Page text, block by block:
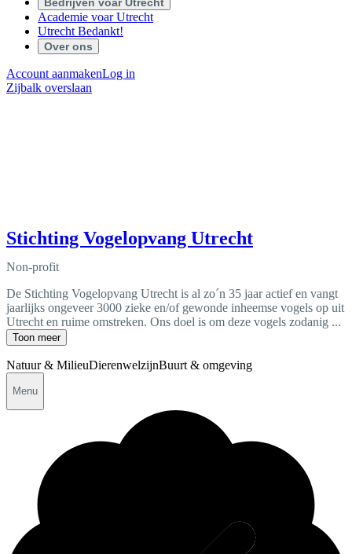
Academie voar Utrecht
Utrecht Bedankt!
Over ons
Account aanmakenLog in
Zijbalk overslaan
Stichting Vogelopvang Utrecht
Non-profit
De Stichting Vogelopvang Utrecht is al zo´n 35 jaar actief en vangt
jaarlijks ongeveer 3000 zieke en/of gewonde inheemse vogels op uit
Utrecht en ruime omstreken. Ons doel is om deze vogels zodanig ...
Toon meer
Natuur & MilieuDierenwelzijnBuurt & omgeving
Menu